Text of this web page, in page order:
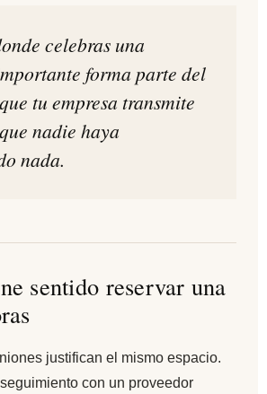
celebras una
forma parte del
tu empresa transmite
nadie haya
nada.
sentido reservar una
justifican el mismo espacio.
con un proveedor